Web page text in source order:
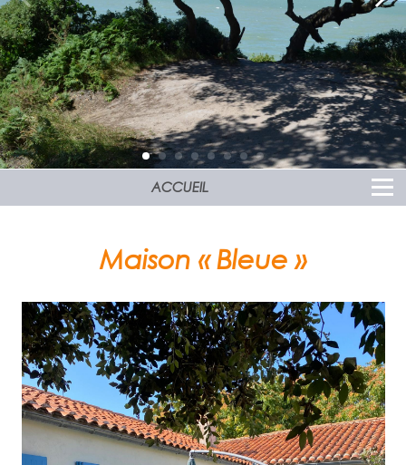
proches des commerces
et restaurants de l'Île d'Aix
ACCUEIL
Maison « Bleue »